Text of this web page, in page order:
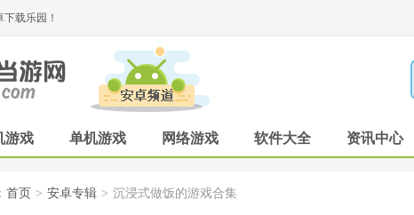
下载乐园！
游戏 单机游戏 网络游戏 软件大全 资讯中心
首页 > 安卓专辑 > 沉浸式做饭的游戏合集